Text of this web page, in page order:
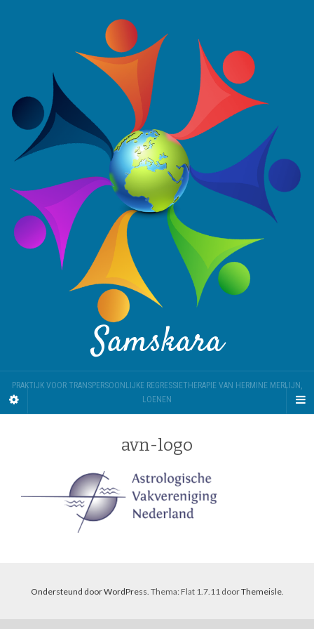
Samskara
PRAKTIJK VOOR TRANSPERSOONLIJKE REGRESSIETHERAPIE VAN HERMINE MERLIJN,
LOENEN
avn-logo
Ondersteund door WordPress. Thema: Flat 1.7.11 doorThemeisle.